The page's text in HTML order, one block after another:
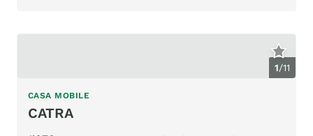
1/11
CASA MOBILE
CATRA